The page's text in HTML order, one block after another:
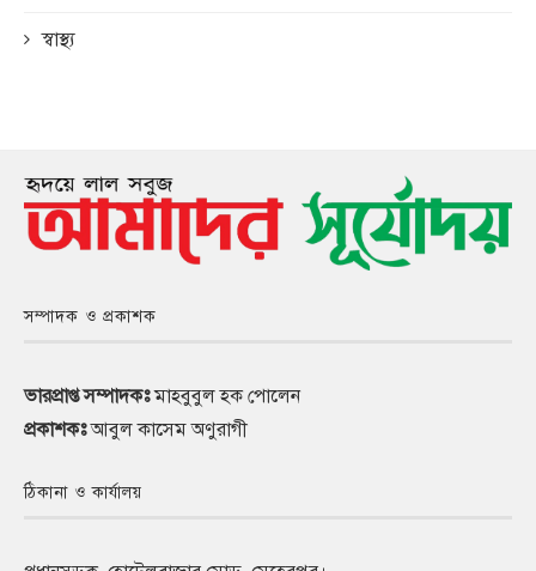
স্বাস্থ্য
সম্পাদক ও প্রকাশক
ভারপ্রাপ্ত সম্পাদকঃমাহবুবুল হক পোলেন
প্রকাশকঃআবুল কাসেম অণুরাগী
ঠিকানা ও কার্যালয়